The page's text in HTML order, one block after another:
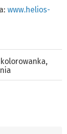
www.helios-
kolorowanka,